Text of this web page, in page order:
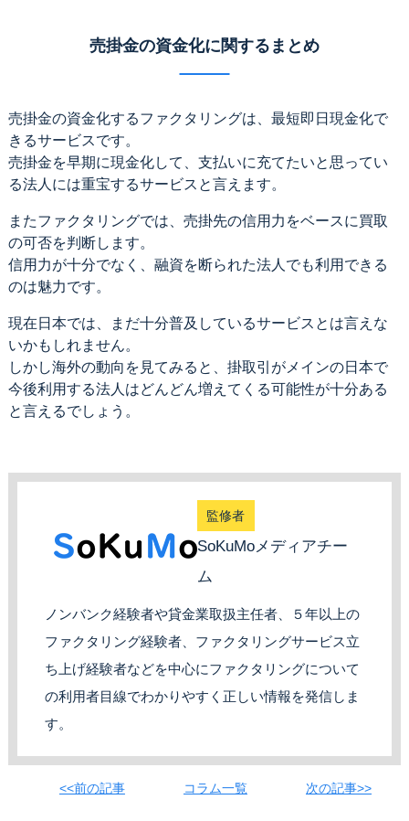
売掛金の資金化に関するまとめ
売掛金の資金化するファクタリングは、最短即日現金化で
きるサービスです。
売掛金を早期に現金化して、支払いに充てたいと思ってい
る法人には重宝するサービスと言えます。
またファクタリングでは、売掛先の信用力をベースに買取
の可否を判断します。
信用力が十分でなく、融資を断られた法人でも利用できる
のは魅力です。
現在日本では、まだ十分普及しているサービスとは言えな
いかもしれません。
しかし海外の動向を見てみると、掛取引がメインの日本で
今後利用する法人はどんどん増えてくる可能性が十分ある
と言えるでしょう。
監修者
SoKuMoメディアチー
ム
ノンバンク経験者や貸金業取扱主任者、５年以上の
ファクタリング経験者、ファクタリングサービス立
ち上げ経験者などを中心にファクタリングについて
の利用者目線でわかりやすく正しい情報を発信しま
す。
<<前の記事 コラム一覧 次の記事>>